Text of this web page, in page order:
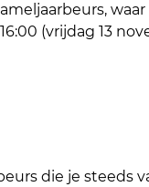
(vrijdag 13
die je steeds